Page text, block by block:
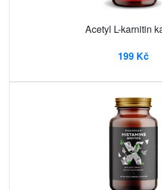
Acetyl L-karnitin
199 Kč